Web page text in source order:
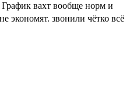
вахт вообще норм и
экономят. звонили чётко всё